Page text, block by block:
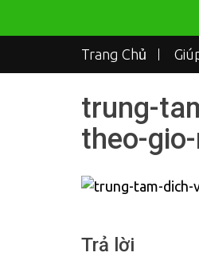
Trang Chủ
trung-
theo-
Trả lời